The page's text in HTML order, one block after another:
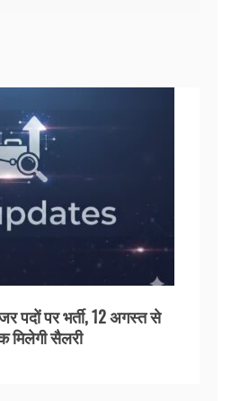
पदों पर भर्ती, 12 अगस्त से
सैलरी